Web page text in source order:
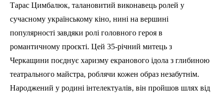
Тарас Цимбалюк, талановитий виконавець ролей у
сучасному українському кіно, нині на вершині
популярності завдяки ролі головного героя в
романтичному проєкті. Цей 35-річний митець з
Черкащини поєднує харизму екранового ідола з глибиною
театрального майстра, роблячи кожен образ незабутнім.
Народжений у родині інтелектуалів, він пройшов шлях від